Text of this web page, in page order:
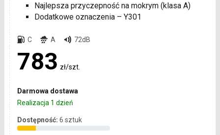
Najlepsza przyczepność na mokrym (klasa A)
Dodatkowe oznaczenia – Y301
C A 72dB
783 zł/szt.
Darmowa dostawa
Realizacja 1 dzień
Dostępność: 6 sztuk